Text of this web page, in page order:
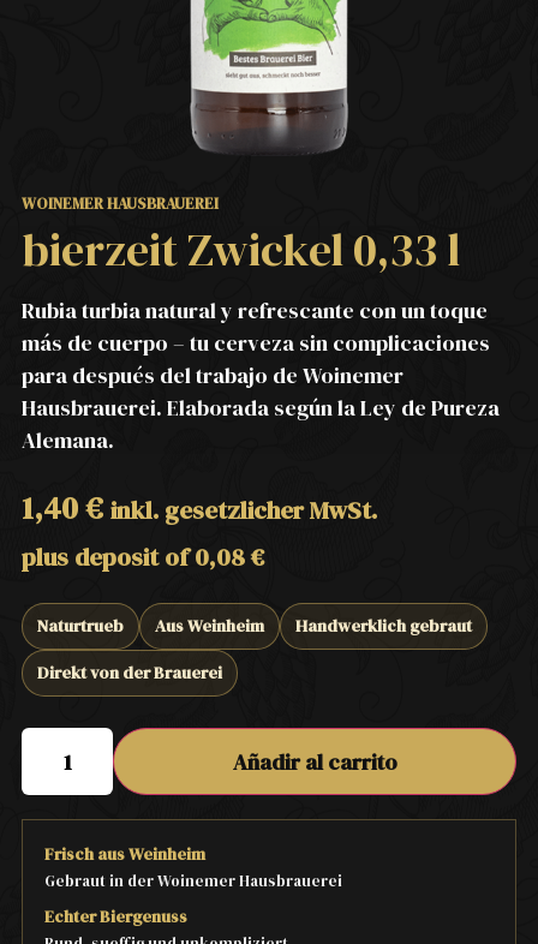
WOINEMER HAUSBRAUEREI
bierzeit Zwickel 0,33 l
Rubia turbia natural y refrescante con un toque
más de cuerpo – tu cerveza sin complicaciones
para después del trabajo de Woinemer
Hausbrauerei. Elaborada según la Ley de Pureza
Alemana.
1,40€ inkl. gesetzlicher MwSt.
plus deposit of0,08€
Naturtrueb Aus Weinheim
Handwerklich gebraut
Direkt von der Brauerei
Añadir al carrito
Frisch aus Weinheim
Gebraut in der Woinemer Hausbrauerei
Echter Biergenuss